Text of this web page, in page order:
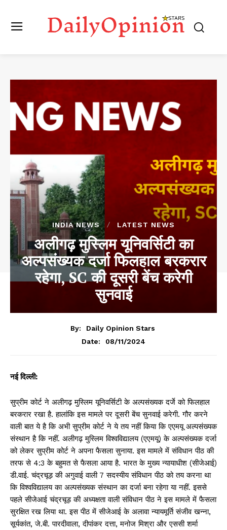
INDIA NEWS LATEST NEWS
अलीगढ़ मुस्लिम यूनिवर्सिटी का
अल्पसंख्यक दर्जा फिलहाल बरकरार
रहेगा, SC की दूसरी बेंच करेगी
सुनवाई
By:
Daily Opinion Stars
Date:
08/11/2024
नई दिल्ली:
सुप्रीम कोर्ट ने अलीगढ़ मुस्लिम यूनिवर्सिटी के अल्पसंख्यक दर्जे को फिलहाल
बरकरार रखा है. हालांकि इस मामले पर दूसरी बेंच सुनवाई करेगी. गौर करने
वाली बात ये है कि अभी सुप्रीम कोर्ट ने ये तय नहीं किया कि एएमयू अल्पसंख्यक
संस्थान है कि नहीं. अलीगढ़ मुस्लिम विश्वविद्यालय (एएमयू) के अल्पसंख्यक दर्जा
को लेकर सुप्रीम कोर्ट ने अपना फैसला सुनाया. इस मामले में संविधान पीठ की
तरफ से 4:3 के बहुमत से फैसला आया है. भारत के मुख्य न्यायाधीश (सीजेआई)
डी.वाई. चंद्रचूड़ की अगुवाई वाली 7 सदस्यीय संविधान पीठ को तय करना था
कि विश्वविद्यालय का अल्पसंख्यक संस्थान का दर्जा बना रहेगा या नहीं. इससे
पहले सीजेआई चंद्रचूड़ की अध्यक्षता वाली संविधान पीठ ने इस मामले में फैसला
सुरक्षित रख लिया था. इस पीठ में सीजेआई के अलावा न्यायमूर्ति संजीव खन्ना,
सूर्यकांत, जे.बी. पारदीवाला, दीपांकर दत्ता, मनोज मिश्रा और एससी शर्मा